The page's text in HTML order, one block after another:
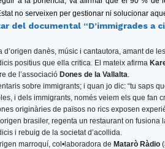
no serveixen per gestionar ni solucionar
del documental “D’immigrades a
d’origen danès, músic i cantautora, amant de
positius que ella critica. El mateix afirma
de l’associació Dones de la Vallalta.
sobre immigrants; i quan jo dic: “tu saps
i dels immigrants, només veiem els que fan
originàries de països no rics exposen
brasiler, regenta un restaurant on
i rebuig de la societat d’acollida.
marroquí, col•laboradora de Matarò Ràdio